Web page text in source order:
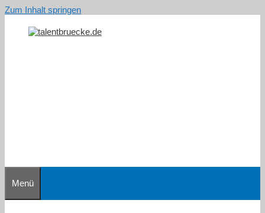
Zum Inhalt springen
Menü